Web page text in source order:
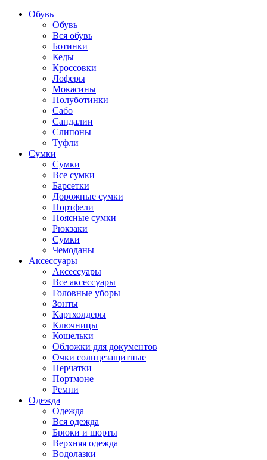
Обувь
Обувь
Вся обувь
Ботинки
Кеды
Кроссовки
Лоферы
Мокасины
Полуботинки
Сабо
Сандалии
Слипоны
Туфли
Сумки
Сумки
Все сумки
Барсетки
Дорожные сумки
Портфели
Поясные сумки
Рюкзаки
Сумки
Чемоданы
Аксессуары
Аксессуары
Все аксессуары
Головные уборы
Зонты
Картхолдеры
Ключницы
Кошельки
Обложки для документов
Очки солнцезащитные
Перчатки
Портмоне
Ремни
Одежда
Одежда
Вся одежда
Брюки и шорты
Верхняя одежда
Водолазки